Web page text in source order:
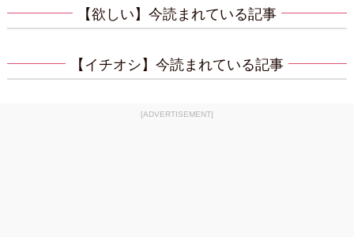
【欲しい】今読まれている記事
【イチオシ】今読まれている記事
[ADVERTISEMENT]